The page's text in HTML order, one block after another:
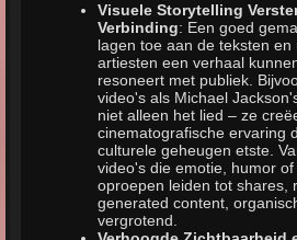
Visuele Storytelling
Verbinding: Een goed
lagen toe aan de teksten
artiesten een verhaal
resoneert met publiek.
video's als Michael
niet alleen het lied – ze
cinematografische ervaring
culturele geheugen etste.
video's die emotie, humor
oproepen leiden tot shares,
generated content,
vergrotend.